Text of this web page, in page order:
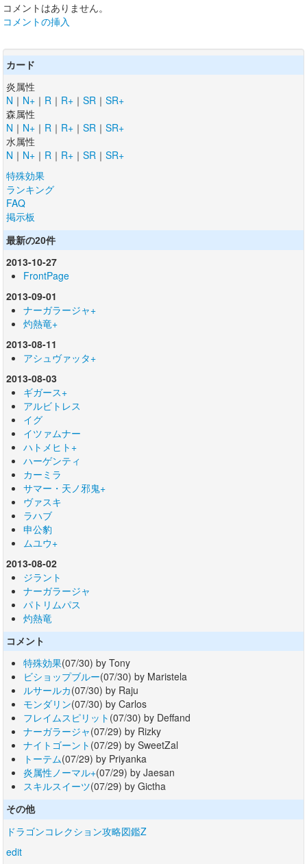
コメントはありません。
コメントの挿入
カード
炎属性
N ｜ N+ ｜ R ｜ R+ ｜ SR ｜ SR+
森属性
N ｜ N+ ｜ R ｜ R+ ｜ SR ｜ SR+
水属性
N ｜ N+ ｜ R ｜ R+ ｜ SR ｜ SR+
特殊効果
ランキング
FAQ
掲示板
最新の20件
2013-10-27
FrontPage
2013-09-01
ナーガラージャ+
灼熱竜+
2013-08-11
アシュヴァッタ+
2013-08-03
ギガース+
アルビトレス
イグ
イツァムナー
ハトメヒト+
ハーゲンティ
カーミラ
サマー・天ノ邪鬼+
ヴァスキ
ラハブ
申公豹
ムユウ+
2013-08-02
ジラント
ナーガラージャ
パトリムパス
灼熱竜
コメント
特殊効果(07/30) by Tony
ビショップブルー(07/30) by Maristela
ルサールカ(07/30) by Raju
モンダリン(07/30) by Carlos
フレイムスピリット (07/30) by Deffand
ナーガラージャ(07/29) by Rizky
ナイトゴーント (07/29) by SweetZal
トーテム(07/29) by Priyanka
炎属性ノーマル+(07/29) by Jaesan
スキルスイーツ(07/29) by Gictha
その他
ドラゴンコレクション攻略図鑑Z
edit